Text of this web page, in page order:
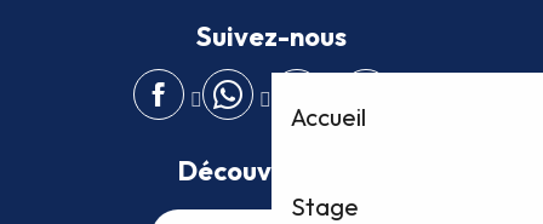
Accueil
Stage
Suivez-nous
Découvrez plus